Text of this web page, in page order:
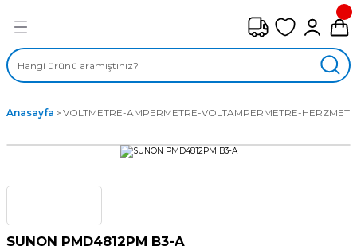
ÇEŞİTLERİ
Anasayfa VOLTMETRE-AMPERMETRE-VOLTAMPERMETRE-
SUNON PMD4812PM B3-A